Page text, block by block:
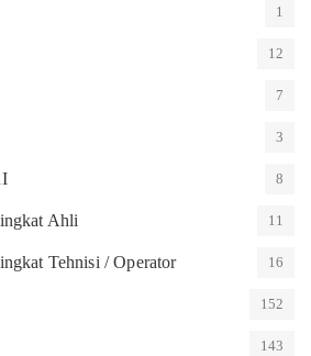
1
12
7
3
8
Ahli 11
Tehnisi / Operator 16
152
143